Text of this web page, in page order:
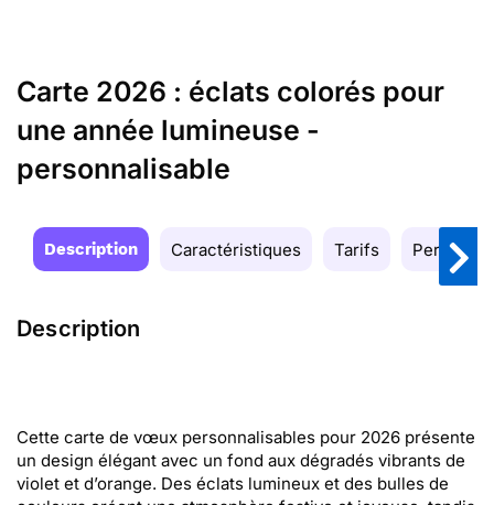
Carte 2026 : éclats colorés pour
une année lumineuse -
personnalisable
Description Caractéristiques Tarifs
Description
Cette carte de vœux personnalisables pour 2026 présente
un design élégant avec un fond aux dégradés vibrants de
violet et d’orange. Des éclats lumineux et des bulles de